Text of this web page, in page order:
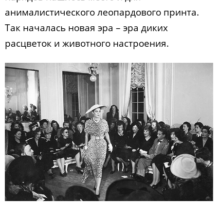
анималистического леопардового принта.
Так началась новая эра – эра диких
расцветок и животного настроения.